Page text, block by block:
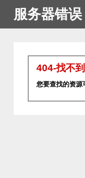
服务器错误
404-找不
您要查找的资源